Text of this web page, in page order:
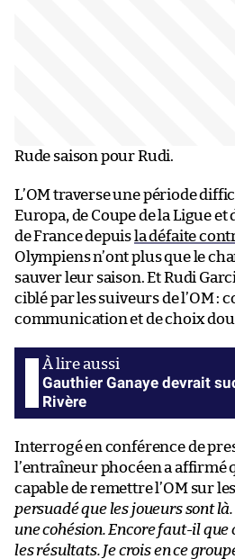
Rude saison pour Rudi.
L’OM traverse une période
Europa, de Coupe de la Ligue et
de France depuis la défaite
Olympiens n’ont plus que le
sauver leur saison. Et Rudi
ciblé par les suiveurs de l’OM :
communication et de choix
Gauthier Ganaye devrait
Rivère
Interrogé en conférence de
l’entraîneur phocéen a affirmé
capable de remettre l’OM sur
persuadé que les joueurs sont
une cohésion. Encore faut-il que
les résultats. Je crois en ce